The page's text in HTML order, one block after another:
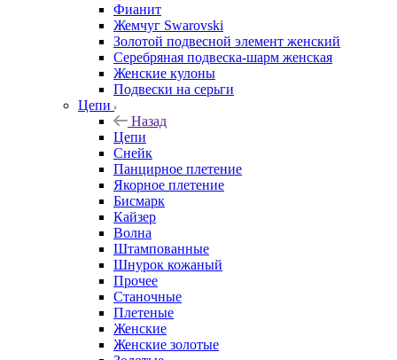
Фианит
Жемчуг Swarovski
Золотой подвесной элемент женcкий
Серебряная подвеска-шарм женская
Женские кулоны
Подвески на серьги
Цепи
Назад
Цепи
Снейк
Панцирное плетение
Якорное плетение
Бисмарк
Кайзер
Волна
Штампованные
Шнурок кожаный
Прочее
Станочные
Плетеные
Женские
Женские золотые